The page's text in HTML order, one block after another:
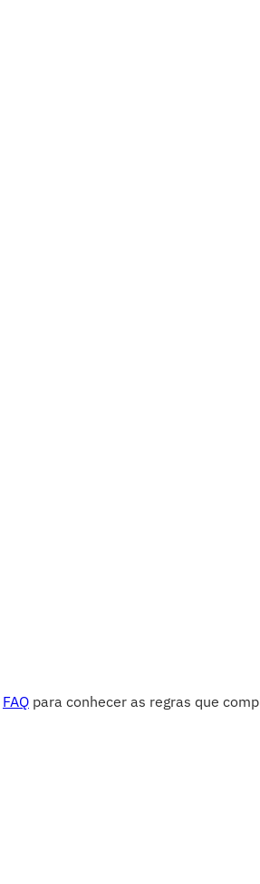
FAQ para conhecer as regras que